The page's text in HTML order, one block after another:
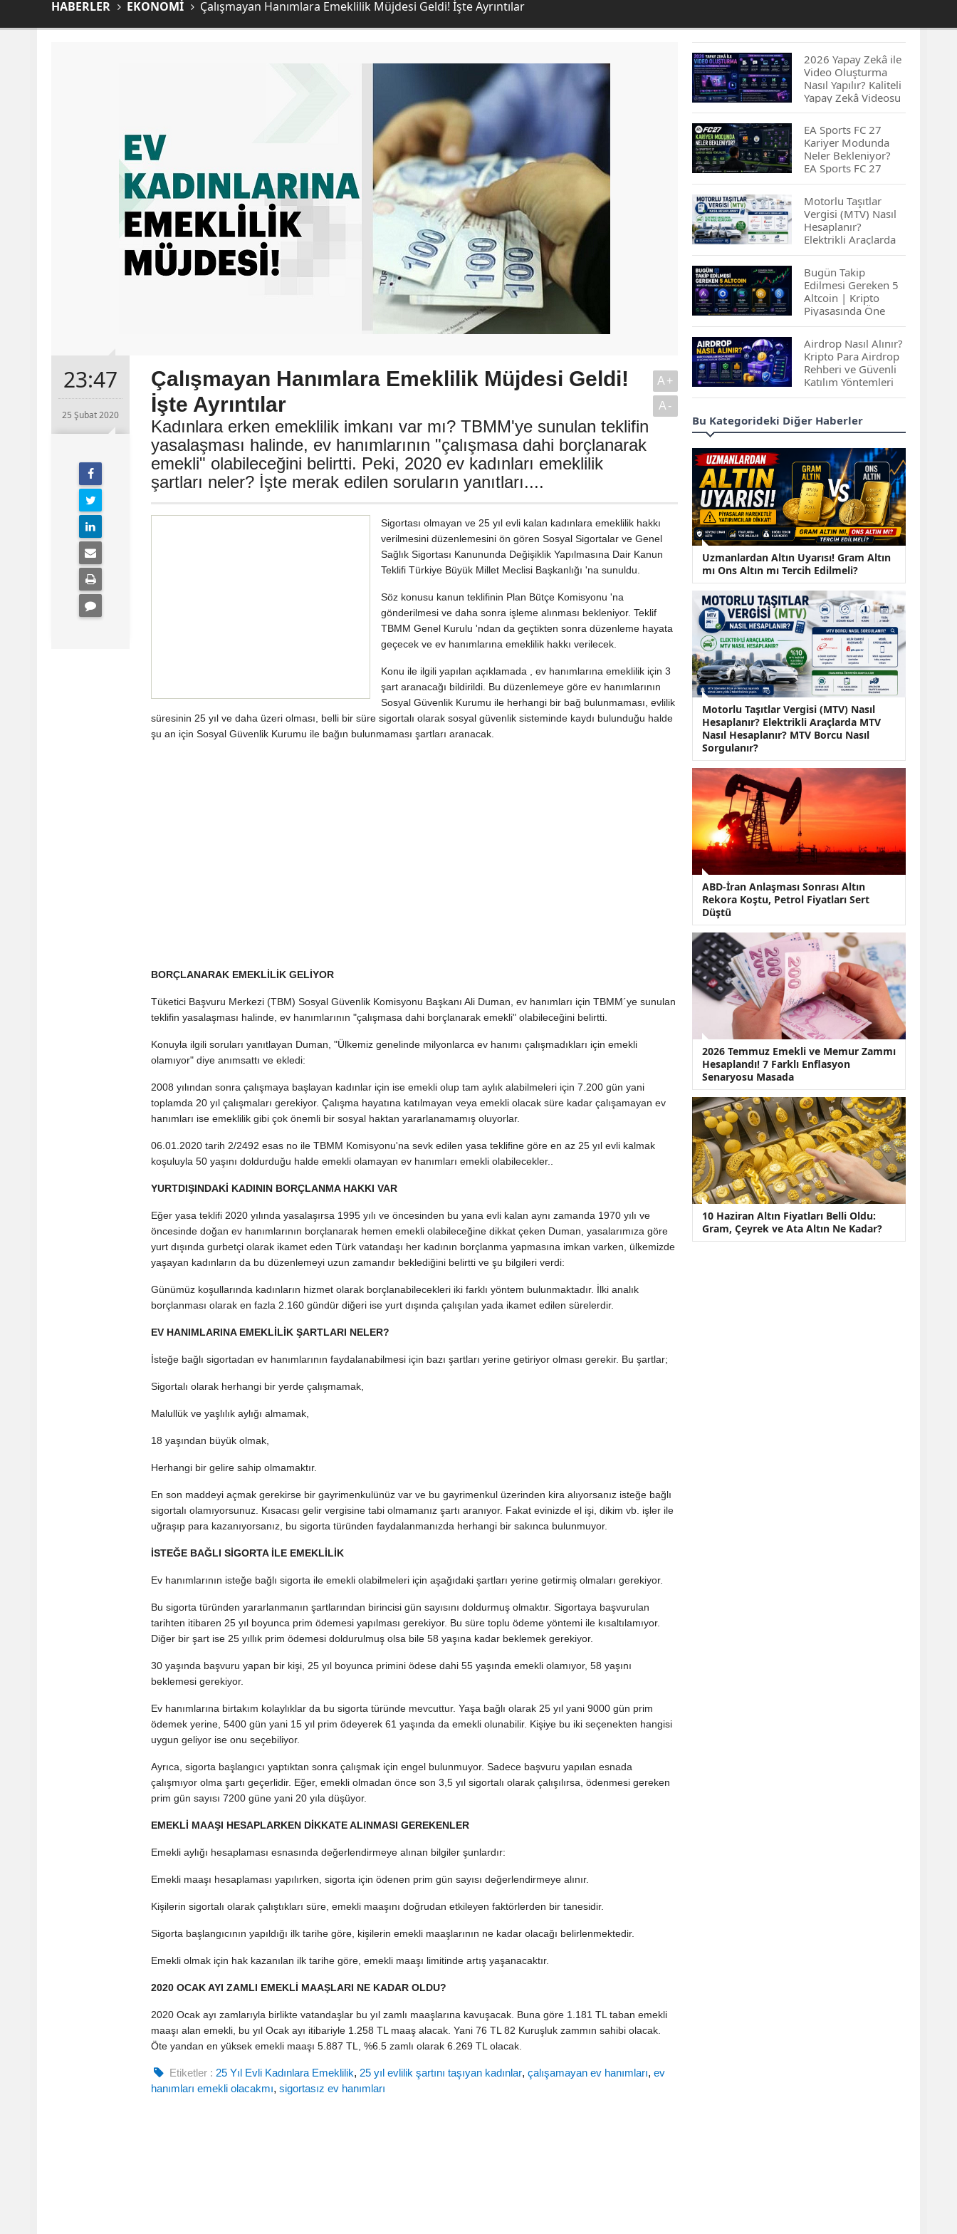
HABERLER EKONOMİ Çalışmayan Hanımlara Emeklilik Müjdesi Geldi! İşte Ayrıntılar
23:47
25 Şubat 2020
Çalışmayan Hanımlara Emeklilik Müjdesi Geldi!
İşte Ayrıntılar
Kadınlara erken emeklilik imkanı var mı? TBMM'ye sunulan teklifin
yasalaşması halinde, ev hanımlarının "çalışmasa dahi borçlanarak
emekli" olabileceğini belirtti. Peki, 2020 ev kadınları emeklilik
şartları neler? İşte merak edilen soruların yanıtları....
A+
A-
Sigortası olmayan ve 25 yıl evli kalan kadınlara emeklilik hakkı
verilmesini düzenlemesini ön gören Sosyal Sigortalar ve Genel
Sağlık Sigortası Kanununda Değişiklik Yapılmasına Dair Kanun
Teklifi Türkiye Büyük Millet Meclisi Başkanlığı 'na sunuldu.
Söz konusu kanun teklifinin Plan Bütçe Komisyonu 'na
gönderilmesi ve daha sonra işleme alınması bekleniyor. Teklif
TBMM Genel Kurulu 'ndan da geçtikten sonra düzenleme hayata
geçecek ve ev hanımlarına emeklilik hakkı verilecek.
Konu ile ilgili yapılan açıklamada , ev hanımlarına emeklilik için 3
şart aranacağı bildirildi. Bu düzenlemeye göre ev hanımlarının
Sosyal Güvenlik Kurumu ile herhangi bir bağ bulunmaması, evlilik
süresinin 25 yıl ve daha üzeri olması, belli bir süre sigortalı olarak sosyal güvenlik sisteminde kaydı bulunduğu halde
şu an için Sosyal Güvenlik Kurumu ile bağın bulunmaması şartları aranacak.
BORÇLANARAK EMEKLİLİK GELİYOR
Tüketici Başvuru Merkezi (TBM) Sosyal Güvenlik Komisyonu Başkanı Ali Duman, ev hanımları için TBMM´ye sunulan
teklifin yasalaşması halinde, ev hanımlarının "çalışmasa dahi borçlanarak emekli" olabileceğini belirtti.
Konuyla ilgili soruları yanıtlayan Duman, "Ülkemiz genelinde milyonlarca ev hanımı çalışmadıkları için emekli
olamıyor" diye anımsattı ve ekledi:
2008 yılından sonra çalışmaya başlayan kadınlar için ise emekli olup tam aylık alabilmeleri için 7.200 gün yani
toplamda 20 yıl çalışmaları gerekiyor. Çalışma hayatına katılmayan veya emekli olacak süre kadar çalışamayan ev
hanımları ise emeklilik gibi çok önemli bir sosyal haktan yararlanamamış oluyorlar.
06.01.2020 tarih 2/2492 esas no ile TBMM Komisyonu'na sevk edilen yasa teklifine göre en az 25 yıl evli kalmak
koşuluyla 50 yaşını doldurduğu halde emekli olamayan ev hanımları emekli olabilecekler..
YURTDIŞINDAKİ KADININ BORÇLANMA HAKKI VAR
Eğer yasa teklifi 2020 yılında yasalaşırsa 1995 yılı ve öncesinden bu yana evli kalan aynı zamanda 1970 yılı ve
öncesinde doğan ev hanımlarının borçlanarak hemen emekli olabileceğine dikkat çeken Duman, yasalarımıza göre
yurt dışında gurbetçi olarak ikamet eden Türk vatandaşı her kadının borçlanma yapmasına imkan varken, ülkemizde
yaşayan kadınların da bu düzenlemeyi uzun zamandır beklediğini belirtti ve şu bilgileri verdi:
Günümüz koşullarında kadınların hizmet olarak borçlanabilecekleri iki farklı yöntem bulunmaktadır. İlki analık
borçlanması olarak en fazla 2.160 gündür diğeri ise yurt dışında çalışılan yada ikamet edilen sürelerdir.
EV HANIMLARINA EMEKLİLİK ŞARTLARI NELER?
İsteğe bağlı sigortadan ev hanımlarının faydalanabilmesi için bazı şartları yerine getiriyor olması gerekir. Bu şartlar;
Sigortalı olarak herhangi bir yerde çalışmamak,
Malullük ve yaşlılık aylığı almamak,
18 yaşından büyük olmak,
Herhangi bir gelire sahip olmamaktır.
En son maddeyi açmak gerekirse bir gayrimenkulünüz var ve bu gayrimenkul üzerinden kira alıyorsanız isteğe bağlı
sigortalı olamıyorsunuz. Kısacası gelir vergisine tabi olmamanız şartı aranıyor. Fakat evinizde el işi, dikim vb. işler ile
uğraşıp para kazanıyorsanız, bu sigorta türünden faydalanmanızda herhangi bir sakınca bulunmuyor.
İSTEĞE BAĞLI SİGORTA İLE EMEKLİLİK
Ev hanımlarının isteğe bağlı sigorta ile emekli olabilmeleri için aşağıdaki şartları yerine getirmiş olmaları gerekiyor.
Bu sigorta türünden yararlanmanın şartlarından birincisi gün sayısını doldurmuş olmaktır. Sigortaya başvurulan
tarihten itibaren 25 yıl boyunca prim ödemesi yapılması gerekiyor. Bu süre toplu ödeme yöntemi ile kısaltılamıyor.
Diğer bir şart ise 25 yıllık prim ödemesi doldurulmuş olsa bile 58 yaşına kadar beklemek gerekiyor.
30 yaşında başvuru yapan bir kişi, 25 yıl boyunca primini ödese dahi 55 yaşında emekli olamıyor, 58 yaşını
beklemesi gerekiyor.
Ev hanımlarına birtakım kolaylıklar da bu sigorta türünde mevcuttur. Yaşa bağlı olarak 25 yıl yani 9000 gün prim
ödemek yerine, 5400 gün yani 15 yıl prim ödeyerek 61 yaşında da emekli olunabilir. Kişiye bu iki seçenekten hangisi
uygun geliyor ise onu seçebiliyor.
Ayrıca, sigorta başlangıcı yaptıktan sonra çalışmak için engel bulunmuyor. Sadece başvuru yapılan esnada
çalışmıyor olma şartı geçerlidir. Eğer, emekli olmadan önce son 3,5 yıl sigortalı olarak çalışılırsa, ödenmesi gereken
prim gün sayısı 7200 güne yani 20 yıla düşüyor.
EMEKLİ MAAŞI HESAPLARKEN DİKKATE ALINMASI GEREKENLER
Emekli aylığı hesaplaması esnasında değerlendirmeye alınan bilgiler şunlardır:
Emekli maaşı hesaplaması yapılırken, sigorta için ödenen prim gün sayısı değerlendirmeye alınır.
Kişilerin sigortalı olarak çalıştıkları süre, emekli maaşını doğrudan etkileyen faktörlerden bir tanesidir.
Sigorta başlangıcının yapıldığı ilk tarihe göre, kişilerin emekli maaşlarının ne kadar olacağı belirlenmektedir.
Emekli olmak için hak kazanılan ilk tarihe göre, emekli maaşı limitinde artış yaşanacaktır.
2020 OCAK AYI ZAMLI EMEKLİ MAAŞLARI NE KADAR OLDU?
2020 Ocak ayı zamlarıyla birlikte vatandaşlar bu yıl zamlı maaşlarına kavuşacak. Buna göre 1.181 TL taban emekli
maaşı alan emekli, bu yıl Ocak ayı itibariyle 1.258 TL maaş alacak. Yani 76 TL 82 Kuruşluk zammın sahibi olacak.
Öte yandan en yüksek emekli maaşı 5.887 TL, %6.5 zamlı olarak 6.269 TL olacak.
Etiketler : 25 Yıl Evli Kadınlara Emeklilik, 25 yıl evlilik şartını taşıyan kadınlar,çalışamayan ev hanımları,ev
hanımları emekli olacakmı, sigortasız ev hanımları
2026 Yapay Zekâ ile
Video Oluşturma
Nasıl Yapılır? Kaliteli
Yapay Zekâ Videosu
Hazırlamanın
İpuçları...
EA Sports FC 27
Kariyer Modunda
Neler Bekleniyor?
EA Sports FC 27
Kariyer Modu
Yenilikleri…
Motorlu Taşıtlar
Vergisi (MTV) Nasıl
Hesaplanır?
Elektrikli Araçlarda
MTV Nasıl
Hesaplanır? MTV
Borcu Nasıl
Sorgulanır?
Bugün Takip
Edilmesi Gereken 5
Altcoin | Kripto
Piyasasında Öne
Çıkan Projeler
Airdrop Nasıl Alınır?
Kripto Para Airdrop
Rehberi ve Güvenli
Katılım Yöntemleri
Spot ve Vadeli İşlem
Arasındaki Farklar |
İçin Daha Uygun?
ABD-İran Anlaşması
Sonrası Altın Rekora
Koştu, Petrol
Fiyatları Sert Düştü
Temmuz 2026 Maaş
Zammı Netleşiyor!
Memur, Emekli ve
Sosyal Yardımlarda
Yeni Oranlar
KOSGEB’den
KOBİ’lere Dev
Finansman Hamlesi:
36 Ay Vadeli 30
Milyon TL Destek
Emekli Maaşlarında
Temmuz Hesabı:
Zam Oranı ve Taban
Aylık İçin Yeni
Bu Kategorideki Diğer Haberler
Uzmanlardan Altın Uyarısı! Gram Altın
mı Ons Altın mı Tercih Edilmeli?
Motorlu Taşıtlar Vergisi (MTV) Nasıl
Hesaplanır? Elektrikli Araçlarda MTV
Nasıl Hesaplanır? MTV Borcu Nasıl
Sorgulanır?
ABD-İran Anlaşması Sonrası Altın
Rekora Koştu, Petrol Fiyatları Sert
Düştü
2026 Temmuz Emekli ve Memur Zammı
Hesaplandı! 7 Farklı Enflasyon
Senaryosu Masada
10 Haziran Altın Fiyatları Belli Oldu:
Gram, Çeyrek ve Ata Altın Ne Kadar?